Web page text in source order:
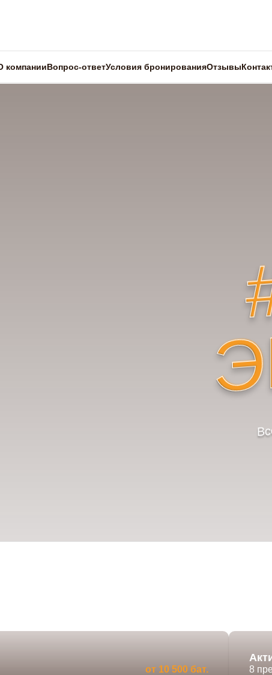
компанииВопрос-ответУсловия бронированияОтзывы
от 10 500 бат. 8